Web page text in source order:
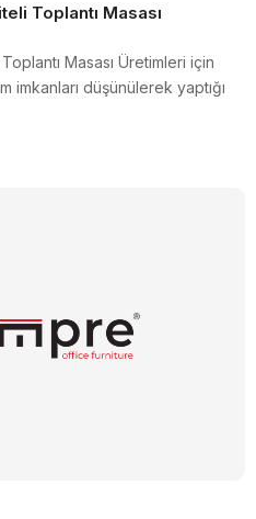
Toplantı Masası
Masası Üretimleri için
imkanları düşünülerek yaptığı